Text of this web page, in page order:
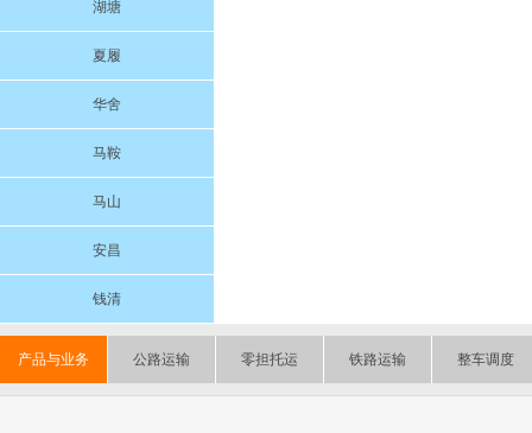
湖塘
夏履
华舍
马鞍
马山
安昌
钱清
产品与业务 公路运输 零担托运 铁路运输 整车调度